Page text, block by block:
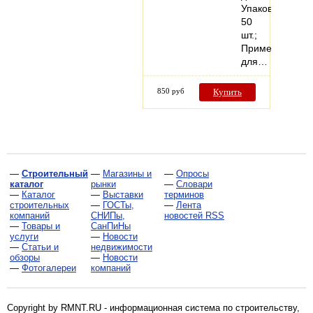
Упаковка
50
шт.;
Применение
для…
850 руб Купить
— Строительный
каталог
— Каталог
строительных
компаний
— Товары и
услуги
— Статьи и
обзоры
— Фотогалереи
— Магазины и
рынки
— Выставки
— ГОСТы,
СНИПы,
СанПиНы
— Новости
недвижимости
— Новости
компаний
— Опросы
— Словари
терминов
— Лента
новостей RSS
Copyright by RMNT.RU - информационная система по строительству,